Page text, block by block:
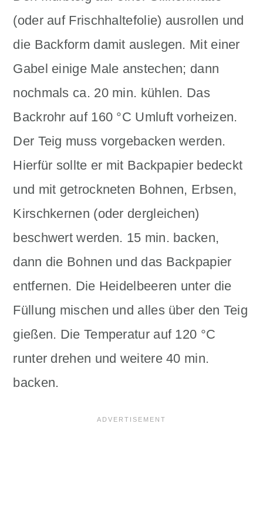
(oder auf Frischhaltefolie) ausrollen und
die Backform damit auslegen. Mit einer
Gabel einige Male anstechen; dann
nochmals ca. 20 min. kühlen. Das
Backrohr auf 160 °C Umluft vorheizen.
Der Teig muss vorgebacken werden.
Hierfür sollte er mit Backpapier bedeckt
und mit getrockneten Bohnen, Erbsen,
Kirschkernen (oder dergleichen)
beschwert werden. 15 min. backen,
dann die Bohnen und das Backpapier
entfernen. Die Heidelbeeren unter die
Füllung mischen und alles über den Teig
gießen. Die Temperatur auf 120 °C
runter drehen und weitere 40 min.
backen.